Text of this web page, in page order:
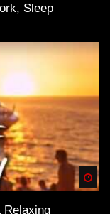
Sleep
Relaxing